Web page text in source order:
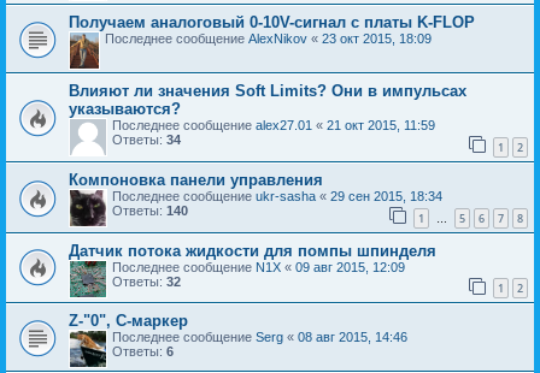
Получаем аналоговый 0-10V-сигнал с платы K-FLOP
Последнее сообщение AlexNikov « 23 окт 2015, 18:09
Влияют ли значения Soft Limits? Они в импульсах
указываются?
Последнее сообщение alex27.01 « 21 окт 2015, 11:59
Ответы: 34 1 2
Компоновка панели управления
Последнее сообщение ukr-sasha « 29 сен 2015, 18:34
Ответы: 140 1 … 5 6 7 8
Датчик потока жидкости для помпы шпинделя
Последнее сообщение N1X « 09 авг 2015, 12:09
Ответы: 32 1 2
Z-"0", С-маркер
Последнее сообщение Serg « 08 авг 2015, 14:46
Ответы: 6